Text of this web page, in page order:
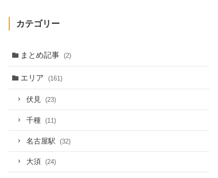
カテゴリー
まとめ記事 (2)
エリア (161)
伏見 (23)
千種 (11)
名古屋駅 (32)
大須 (24)